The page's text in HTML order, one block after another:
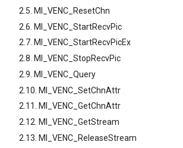
2.5. MI_VENC_ResetChn
2.6. MI_VENC_StartRecvPic
2.7. MI_VENC_StartRecvPicEx
2.8. MI_VENC_StopRecvPic
2.9. MI_VENC_Query
2.10. MI_VENC_SetChnAttr
2.11. MI_VENC_GetChnAttr
2.12. MI_VENC_GetStream
2.13. MI_VENC_ReleaseStream